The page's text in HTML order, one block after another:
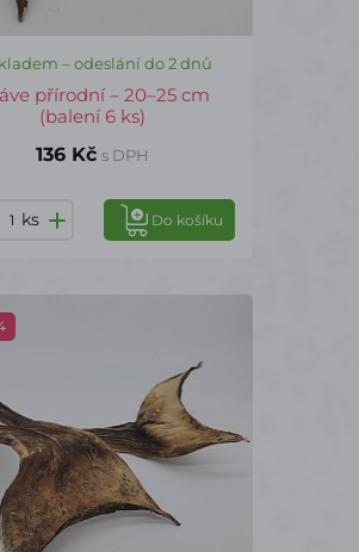
– odeslání do 2 dnů
přírodní – 20–25 cm
(balení 6 ks)
136 Kč s DPH
ks Do košíku